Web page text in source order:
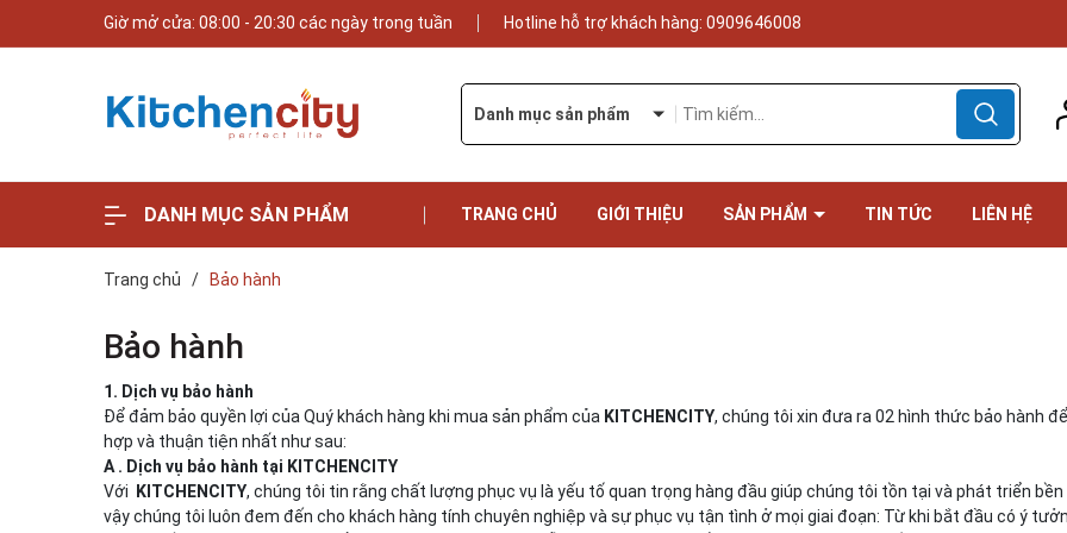
Giờ mở cửa: 08:00 - 20:30 các ngày trong tuần Hotline hỗ trợ khách hàng: 0909646008
Danh mục sản phẩm
DANH MỤC SẢN PHẨM TRANG CHỦ GIỚI THIỆU SẢN PHẨM TIN TỨC LIÊN HỆ
Trang chủ / Bảo hành
Bảo hành
1. Dịch vụ bảo hành
Để đảm bảo quyền lợi của Quý khách hàng khi mua sản phẩm của KITCHENCITY, chúng tôi xin đưa ra 02 hình thức bảo hành
hợp và thuận tiện nhất như sau:
A . Dịch vụ bảo hành tại KITCHENCITY
Với
KITCHENCITY, chúng tôi tin rằng chất lượng phục vụ là yếu tố quan trọng hàng đầu giúp chúng tôi tồn tại và phát triển
vậy chúng tôi luôn đem đến cho khách hàng tính chuyên nghiệp và sự phục vụ tận tình ở mọi giai đoạn: Từ khi bắt đầu có ý